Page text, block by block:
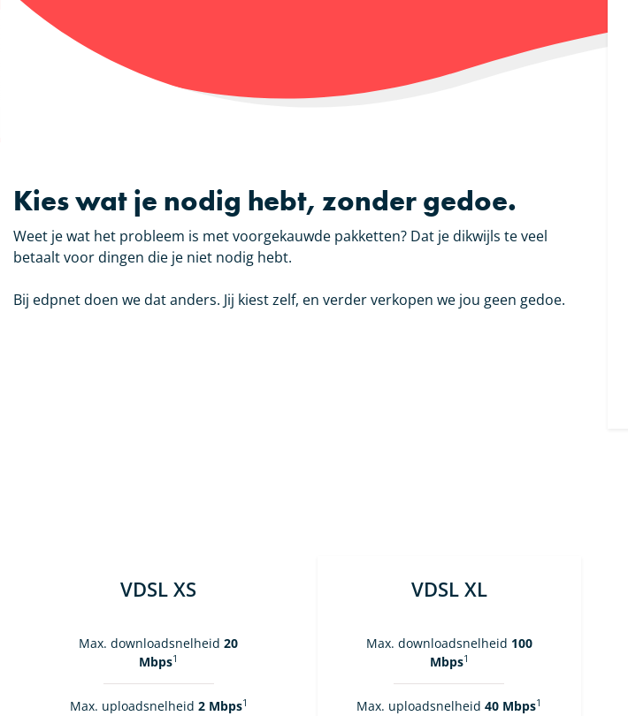
Kies wat je nodig hebt, zonder gedoe.
Weet je wat het probleem is met voorgekauwde pakketten? Dat je dikwijls te veel
betaalt voor dingen die je niet nodig hebt.
Bij edpnet doen we dat anders. Jij kiest zelf, en verder verkopen we jou geen gedoe.
VDSL XS
Max. downloadsnelheid20
Mbps1
Max. uploadsnelheid 2 Mbps1
VDSL XL
Max. downloadsnelheid 100
Mbps1
Max. uploadsnelheid40 Mbps1